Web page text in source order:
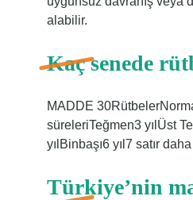
alabilir.
Kaç senede
MADDE
süreleriTeğmen3 yılÜst
yılBinbaşı6 yıl7 satır daha
Türkiye’nin